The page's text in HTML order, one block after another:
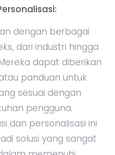
dengan berbagai
dari industri hingga
dapat diberikan
panduan untuk
sesuai dengan
pengguna.
dan personalisasi ini
solusi yang sangat